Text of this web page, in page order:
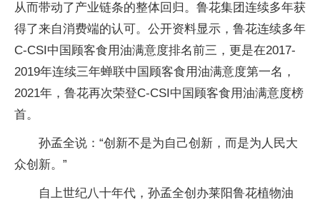
从而带动了产业链条的整体回归。鲁花集团连续多年获
得了来自消费端的认可。公开资料显示，鲁花连续多年
C-CSI中国顾客食用油满意度排名前三，更是在2017-
2019年连续三年蝉联中国顾客食用油满意度第一名，
2021年，鲁花再次荣登C-CSI中国顾客食用油满意度榜
首。
孙孟全说：“创新不是为自己创新，而是为人民大
众创新。”
自上世纪八十年代，孙孟全创办莱阳鲁花植物油